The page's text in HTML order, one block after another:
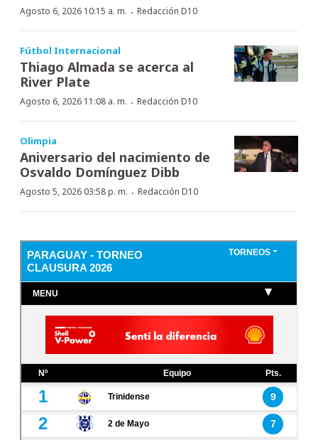
Agosto 6, 2026 10:15 a. m. · Redacción D10
Fútbol Internacional
Thiago Almada se acerca al
River Plate
Agosto 6, 2026 11:08 a. m. · Redacción D10
Olimpia
Aniversario del nacimiento de
Osvaldo Domínguez Dibb
Agosto 5, 2026 03:58 p. m. · Redacción D10